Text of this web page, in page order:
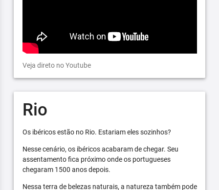
Veja direto no Youtube
Rio
Os ibéricos estão no Rio. Estariam eles sozinhos?
Nesse cenário, os ibéricos acabaram de chegar. Seu
assentamento fica próximo onde os portugueses
chegaram 1500 anos depois.
Nessa terra de belezas naturais, a natureza também pode